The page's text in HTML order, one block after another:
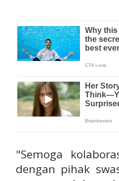
"Semoga
dengan pihak